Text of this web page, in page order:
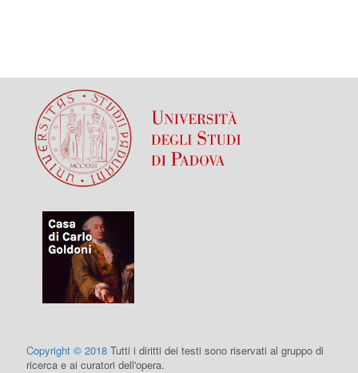
Copyright © 2018 Tutti i diritti dei testi sono riservati al gruppo di
ricerca e ai curatori dell'opera.